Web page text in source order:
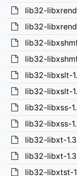
lib32-
lib32-
lib32-
lib32-
lib32-libxslt-
lib32-libxslt-
lib32-libxss-
lib32-libxss-
lib32-libxt-
lib32-libxt-
lib32-libxtst-